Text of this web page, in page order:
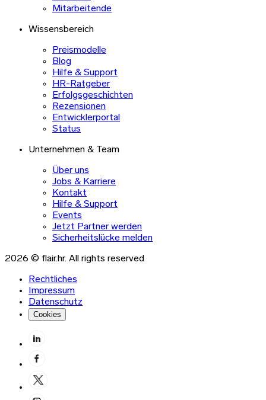
Mitarbeitende
Wissensbereich
Preismodelle
Blog
Hilfe & Support
HR-Ratgeber
Erfolgsgeschichten
Rezensionen
Entwicklerportal
Status
Unternehmen & Team
Über uns
Jobs & Karriere
Kontakt
Hilfe & Support
Events
Jetzt Partner werden
Sicherheitslücke melden
2026 © flair.hr. All rights reserved
Rechtliches
Impressum
Datenschutz
Cookies